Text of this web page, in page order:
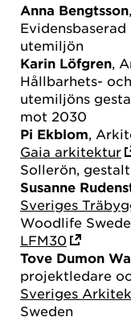
Anna Bengtsson
utemiljön
Karin Löfgren ,
Hållbarhets-
utemiljöns
mot 2030
Pi Ekblom ,
Gaia arkitektur
Sollerön,
Susanne
Sveriges
Woodlife
LFM30
Tove Dumon
projektledare
Sveriges
Sweden